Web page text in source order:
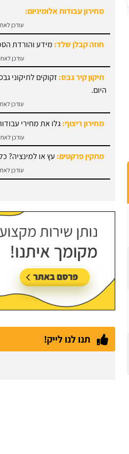
חוזה קבלן שלד:מידע והורדת
עודכן
תיקון קיר גבס:זקוקים לתיקוני
מחירון ריצוף:
עודכן
מתקין פרקטים:עץ או למינציה?
עודכן
מחירון עבודות אלומיניום:
עודכן
תנו לנו לייק!